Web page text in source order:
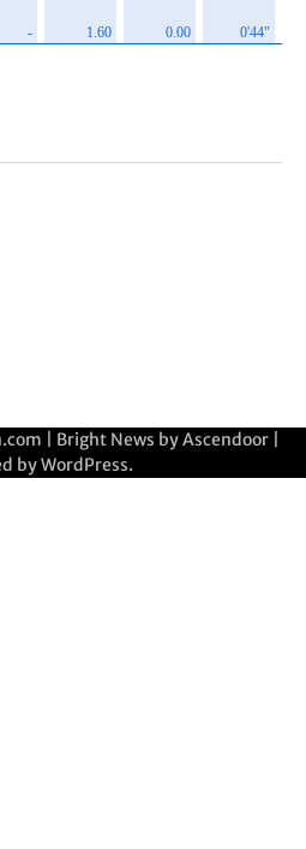
| Bright News byAscendoor
byWordPress.